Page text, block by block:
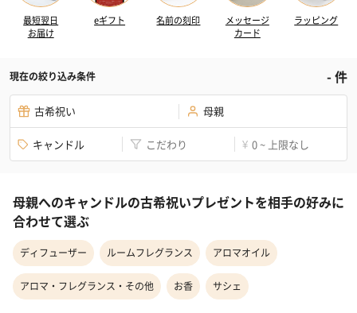
最短翌日
お届け
eギフト 名前の刻印
メッセージ
カード
ラッピング
現在の絞り込み条件 -件
古希祝い 母親
キャンドル こだわり ¥ 0 ~ 上限なし
母親へのキャンドルの古希祝いプレゼントを相手の好みに
合わせて選ぶ
ディフューザー ルームフレグランス アロマオイル
アロマ・フレグランス・その他 お香 サシェ